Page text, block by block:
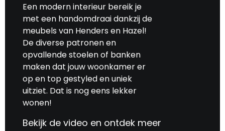
Een modern interieur bereik je
met een handomdraai dankzij de
meubels van Henders en Hazel!
De diverse patronen en
opvallende stoelen of banken
maken dat jouw woonkamer er
op en top gestyled en uniek
uitziet. Dat is nog eens lekker
wonen!
Bekijk de video en ontdek meer